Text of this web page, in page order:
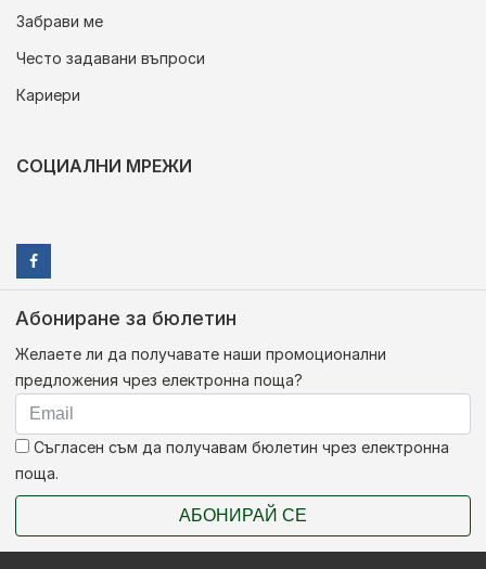
Забрави ме
Често задавани въпроси
Кариери
СОЦИАЛНИ МРЕЖИ
Абониране за бюлетин
Желаете ли да получавате наши промоционални
предложения чрез електронна поща?
Съгласен съм да получавам бюлетин чрез електронна
поща.
АБОНИРАЙ СЕ